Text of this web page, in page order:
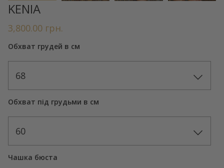
KENIA
3,800.00 грн.
Обхват грудей в см
68
Обхват під грудьми в см
60
Чашка бюста